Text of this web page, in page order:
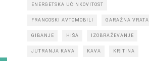
ENERGETSKA UČINKOVITOST
FRANCOSKI AVTOMOBILI GARAŽNA VRATA
GIBANJE HIŠA IZOBRAŽEVANJE
JUTRANJA KAVA KAVA KRITINA